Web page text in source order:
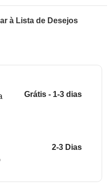
à Lista de Desejos
Grátis - 1-3 dias
2-3 Dias